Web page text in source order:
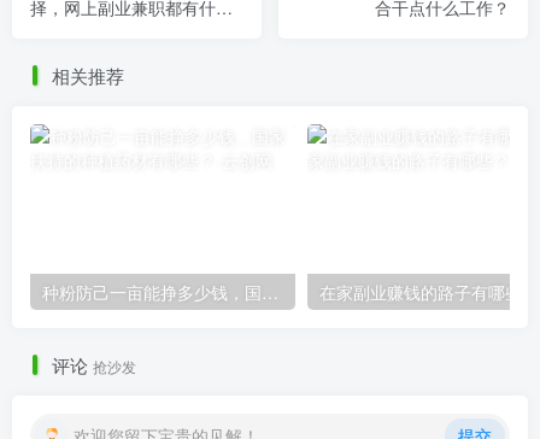
择，网上副业兼职都有什么
合干点什么工作？
相关推荐
种粉防己一亩能挣多少钱，国家扶持的种植药材有哪些？
评论 抢沙发